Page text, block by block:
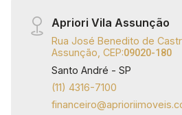
Apriori Vila Assunção
Rua José Benedito de
Assunção, CEP:09020-180
Santo André - SP
(11) 4316-7100